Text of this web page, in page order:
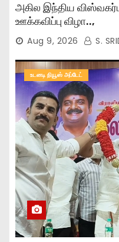
அகில இந்திய
ஊக்கவிப்பு விழா..,
Aug 9, 2026 S.
உடனடி நியூஸ் அப்டேட்